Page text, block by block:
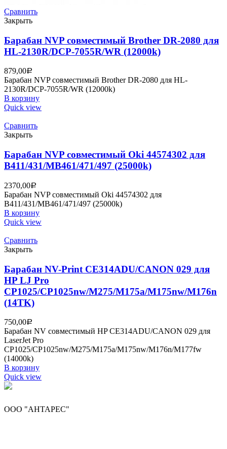
Сравнить
Закрыть
Барабан NVP совместимый Brother DR-2080 для
HL-2130R/DCP-7055R/WR (12000k)
879,00Р
Барабан NVP совместимый Brother DR-2080 для HL-
2130R/DCP-7055R/WR (12000k)
В корзину
Quick view
Сравнить
Закрыть
Барабан NVP совместимый Oki 44574302 для
B411/431/MB461/471/497 (25000k)
2370,00Р
Барабан NVP совместимый Oki 44574302 для
B411/431/MB461/471/497 (25000k)
В корзину
Quick view
Сравнить
Закрыть
Барабан NV-Print CE314ADU/CANON 029 для
HP LJ Pro
CP1025/CP1025nw/M275/M175a/M175nw/M176n
(14TK)
750,00Р
Барабан NV совместимый HP CE314ADU/CANON 029 для
LaserJet Pro
CP1025/CP1025nw/M275/M175a/M175nw/M176n/M177fw
(14000k)
В корзину
Quick view
ООО "АНТАРЕС"